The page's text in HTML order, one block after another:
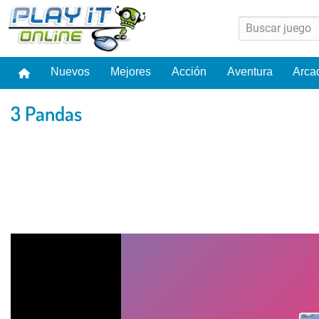
Nuevos Mejores Acción Aventura
3 Pandas